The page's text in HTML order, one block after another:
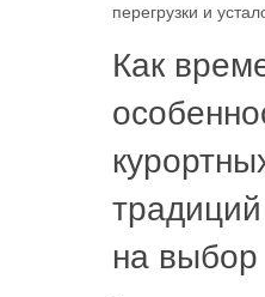
перегрузки и
Как
на выбор